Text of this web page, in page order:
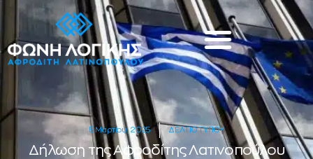
5 Μαρτίου, 2025 ΔΕΛΤΙΟ ΤΥΠΟΥ
Δήλωση της Αφροδίτης Λατινοπούλου